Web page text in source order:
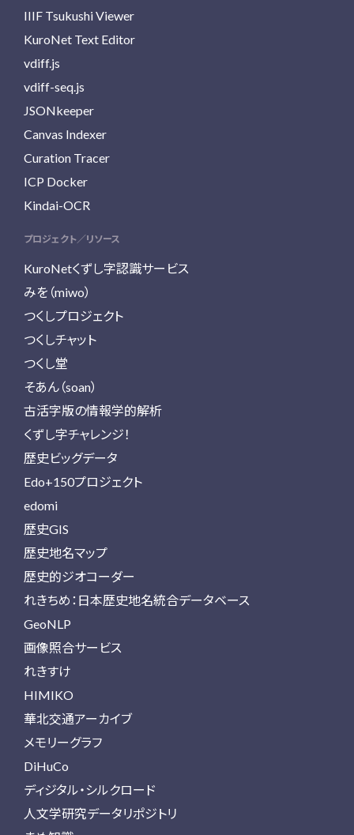
IIIF Tsukushi Viewer
KuroNet Text Editor
vdiff.js
vdiff-seq.js
JSONkeeper
Canvas Indexer
Curation Tracer
ICP Docker
Kindai-OCR
プロジェクト／リソース
KuroNetくずし字認識サービス
みを（miwo）
つくしプロジェクト
つくしチャット
つくし堂
そあん（soan）
古活字版の情報学的解析
くずし字チャレンジ！
歴史ビッグデータ
Edo+150プロジェクト
edomi
歴史GIS
歴史地名マップ
歴史的ジオコーダー
れきちめ：日本歴史地名統合データベース
GeoNLP
画像照合サービス
れきすけ
HIMIKO
華北交通アーカイブ
メモリーグラフ
DiHuCo
ディジタル・シルクロード
人文学研究データリポジトリ